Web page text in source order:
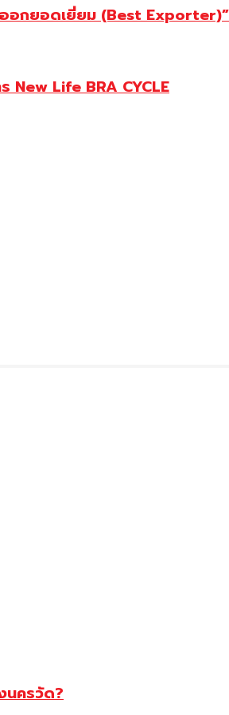
อกยอดเยี่ยม (Best
New Life BRA CYCLE
นครวัด?